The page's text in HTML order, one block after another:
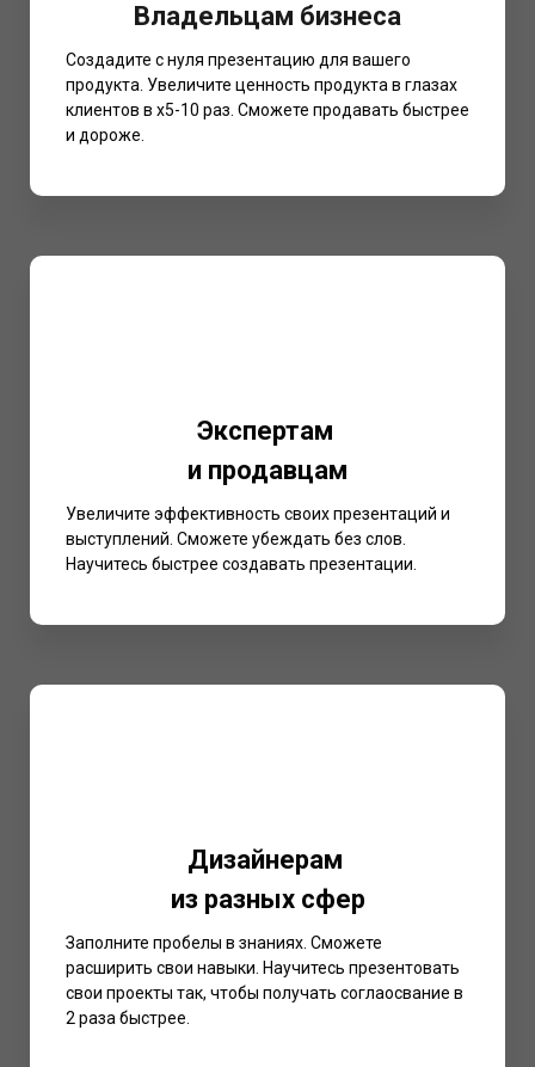
Владельцам бизнеса
Создадите с нуля презентацию для вашего
продукта. Увеличите ценность продукта в глазах
клиентов в х5-10 раз. Сможете продавать быстрее
и дороже.
Экспертам
и продавцам
Увеличите эффективность своих презентаций и
выступлений. Сможете убеждать без слов.
Научитесь быстрее создавать презентации.
Дизайнерам
из разных сфер
Заполните пробелы в знаниях. Сможете
расширить свои навыки. Научитесь презентовать
свои проекты так, чтобы получать соглаосвание в
2 раза быстрее.